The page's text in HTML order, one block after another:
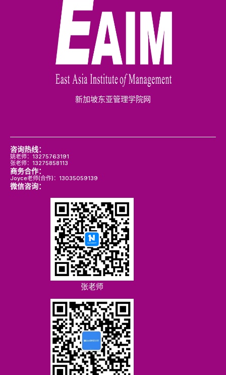
新加坡东亚管理学院网
咨询热线：
姚老师：13275763191
张老师：13275858113
商务合作：
Joyce老师(合作)：13035059139
微信咨询：
张老师